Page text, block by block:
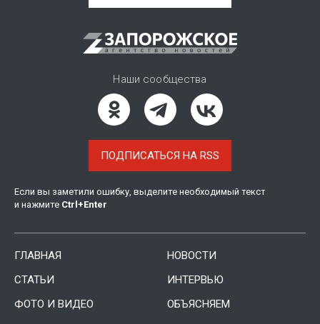
Наши сообщества
ПОДПИСАТЬСЯ НА RSS
Если вы заметили ошибку, выделите необходимый текст
и нажмите Ctrl +Enter
ГЛАВНАЯ
НОВОСТИ
СТАТЬИ
ИНТЕРВЬЮ
ФОТО И ВИДЕО
ОБЪЯСНЯЕМ